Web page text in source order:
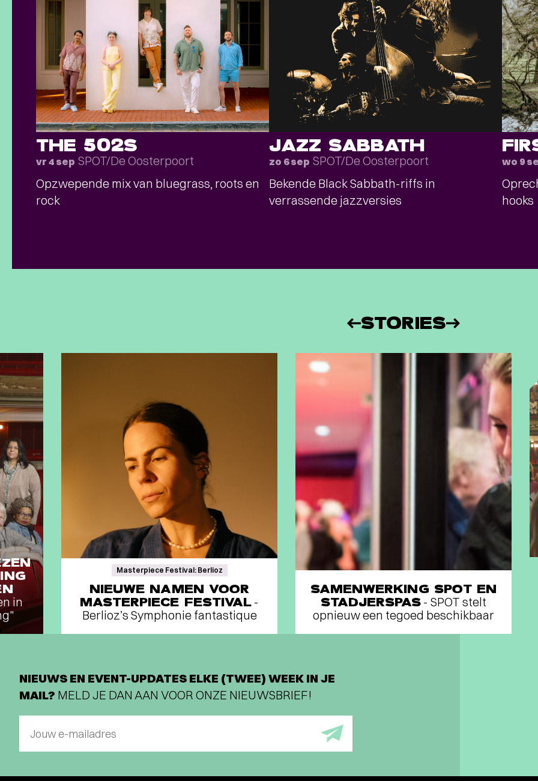
THE 502S
vr 4 sep SPOT/De Oosterpoort
Opzwepende mix van bluegrass, roots en
rock
JAZZ SABBATH
zo 6 sep SPOT/De Oosterpoort
Bekende Black Sabbath-riffs in
verrassende jazzversies
wo 9
hooks
STORIES
in
Masterpiece Festival: Berlioz
NIEUWE NAMEN VOOR
MASTERPIECE FESTIVAL -
Berlioz’s Symphonie fantastique
SAMENWERKING SPOT EN
STADJERSPAS - SPOT stelt
opnieuw een tegoed beschikbaar
NIEUWS EN EVENT-UPDATES ELKE (TWEE) WEEK IN JE
MAIL? MELD JE DAN AAN VOOR ONZE NIEUWSBRIEF!
Jouw e-mailadres